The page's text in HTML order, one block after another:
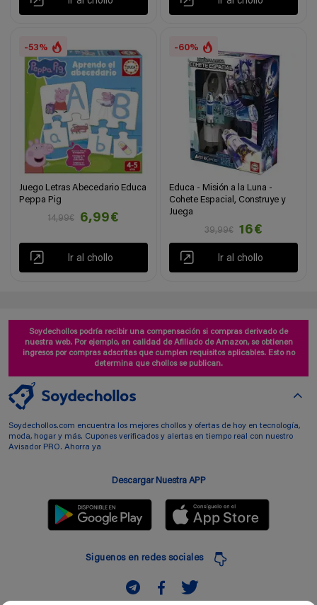
-53%
Juego Letras Abecedario Educa
Peppa Pig
14,99€
6,99€
Ir al chollo
-60%
Educa - Misión a la Luna -
Cohete Espacial, Construye y
Juega
39,99€
16€
Ir al chollo
Soydechollos podría recibir una compensación si compras derivado de
nuestra web. Por ejemplo, en calidad de Afiliado de Amazon, se obtienen
ingresos por compras adscritas que cumplen requisitos aplicables. Esto no
determina que chollos se publican.
Soydechollos.com encuentra los mejores chollos y ofertas de hoy en tecnología,
moda, hogar y más. Cupones verificados y alertas en tiempo real con nuestro
Avisador PRO. Ahorra ya
Descargar Nuestra APP
Siguenos en redes sociales